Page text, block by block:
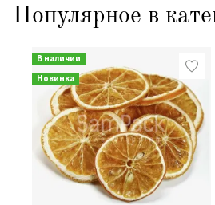
Популярное в
В наличии
Новинка